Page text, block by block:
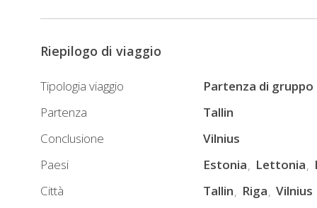
Riepilogo di viaggio
Tipologia viaggio
Partenza di gruppo
Partenza
Tallin
Conclusione
Vilnius
Paesi
Estonia Lettonia
Città
Tallin Riga Vilnius